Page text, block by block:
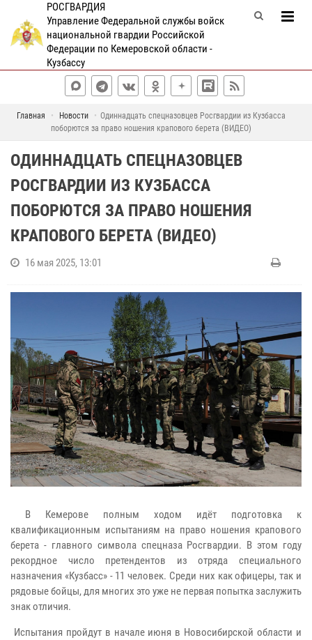
РОСГВАРДИЯ
Управление Федеральной службы войск
национальной гвардии Российской
Федерации по Кемеровской области -
Кузбассу
Главная Новости
Одиннадцать спецназовцев Росгвардии из Кузбасса
поборются за право ношения крапового берета (ВИДЕО)
ОДИННАДЦАТЬ СПЕЦНАЗОВЦЕВ
РОСГВАРДИИ ИЗ КУЗБАССА
ПОБОРЮТСЯ ЗА ПРАВО НОШЕНИЯ
КРАПОВОГО БЕРЕТА (ВИДЕО)
16 мая 2025, 13:01
В Кемерове полным ходом идёт подготовка к
квалификационным испытаниям на право ношения крапового
берета - главного символа спецназа Росгвардии. В этом году
рекордное число претендентов из отряда специального
назначения «Кузбасс» - 11 человек. Среди них как офицеры, так и
рядовые бойцы, для многих это уже не первая попытка заслужить
знак отличия.
Испытания пройдут в начале июня в Новосибирской области и